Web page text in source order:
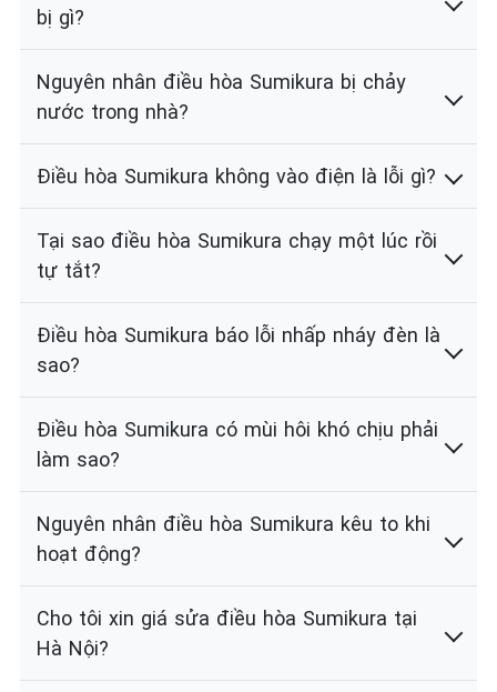
bị gì?
Nguyên nhân điều hòa Sumikura bị chảy
nước trong nhà?
Điều hòa Sumikura không vào điện là lỗi gì?
Tại sao điều hòa Sumikura chạy một lúc rồi
tự tắt?
Điều hòa Sumikura báo lỗi nhấp nháy đèn là
sao?
Điều hòa Sumikura có mùi hôi khó chịu phải
làm sao?
Nguyên nhân điều hòa Sumikura kêu to khi
hoạt động?
Cho tôi xin giá sửa điều hòa Sumikura tại
Hà Nội?